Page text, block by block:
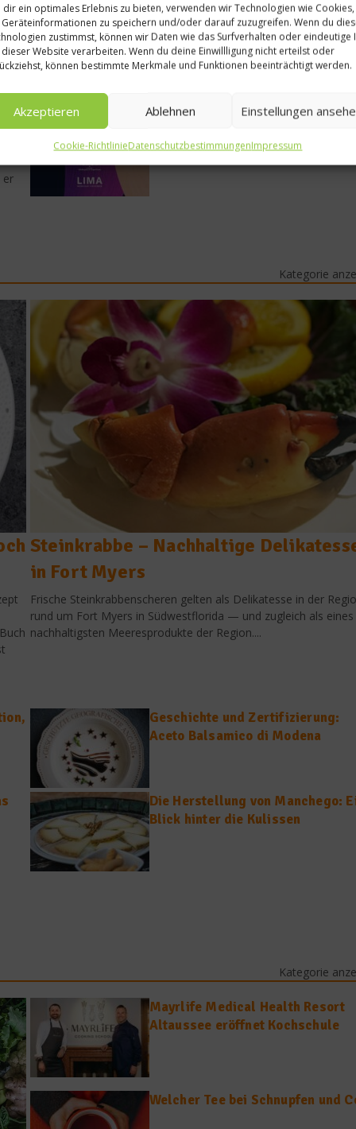
dir ein optimales Erlebnis zu bieten, verwenden wir Technologien wie Cookies,
zu speichern und/oder darauf zuzugreifen. Wenn du
zustimmst, können wir Daten wie das Surfverhalten oder eindeutige
Website verarbeiten. Wenn du deine Einwillligung nicht erteilst oder
können bestimmte Merkmale und Funktionen beeinträchtigt werden.
Akzeptieren Ablehnen Einstellungen
Cookie-RichtlinieDatenschutzbestimmungenImpressum
er
Zu Besuch im Seafood Gastro von
Mathias Dahlgren
Awards 2026 in Lima
Kategorie
Steinkrabbe – Nachhaltige
in Fort Myers
Frische Steinkrabbenscheren gelten als Delikatesse in der
rund um Fort Myers in Südwestflorida — und zugleich als eines
nachhaltigsten Meeresprodukte der Region....
Geschichte und Zertifizierung:
Aceto Balsamico di Modena
Die Herstellung von Manchego:
Blick hinter die Kulissen
Kategorie
Mayrlife Medical Health Resort
Altaussee eröffnet Kochschule
Welcher Tee bei Schnupfen und